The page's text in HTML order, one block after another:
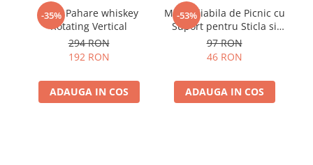
-35%
Set 6 Pahare whiskey
Rotating Vertical
294 RON
192 RON
ADAUGA IN COS
-53%
Masa Pliabila de Picnic cu
Suport pentru Sticla si
Pahare
97 RON
46 RON
ADAUGA IN COS